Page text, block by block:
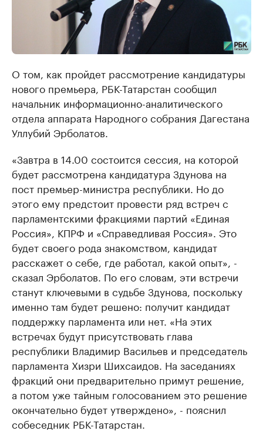
О том, как пройдет рассмотрение кандидатуры
нового премьера, РБК-Татарстан сообщил
начальник информационно-аналитического
отдела аппарата Народного собрания Дагестана
Уллубий Эрболатов.
«Завтра в 14.00 состоится сессия, на которой
будет рассмотрена кандидатура Здунова на
пост премьер-министра республики. Но до
этого ему предстоит провести ряд встреч с
парламентскими фракциями партий «Единая
Россия», КПРФ и «Справедливая Россия». Это
будет своего рода знакомством, кандидат
расскажет о себе, где работал, какой опыт», -
сказал Эрболатов. По его словам, эти встречи
станут ключевыми в судьбе Здунова, поскольку
именно там будет решено: получит кандидат
поддержку парламента или нет. «На этих
встречах будут присутствовать глава
республики Владимир Васильев и председатель
парламента Хизри Шихсаидов. На заседаниях
фракций они предварительно примут решение,
а потом уже тайным голосованием это решение
окончательно будет утверждено», - пояснил
собеседник РБК-Татарстан.